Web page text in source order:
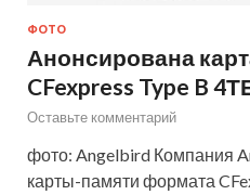
ФОТО
Анонсирована
CFexpress Type B
Оставьте комментарий
фото: Angelbird Компания
карты-памяти формата